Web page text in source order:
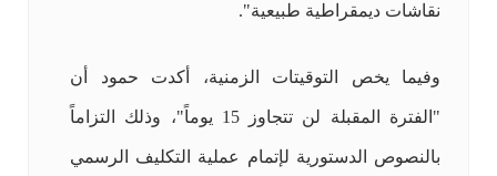
نقاشات ديمقراطية طبيعية".
وفيما يخص التوقيتات الزمنية، أكدت حمود أن
"الفترة المقبلة لن تتجاوز 15 يوماً"، وذلك التزاماً
بالنصوص الدستورية لإتمام عملية التكليف الرسمي